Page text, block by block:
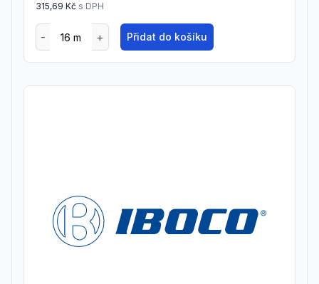
315,69 Kč s DPH
Přidat do košíku